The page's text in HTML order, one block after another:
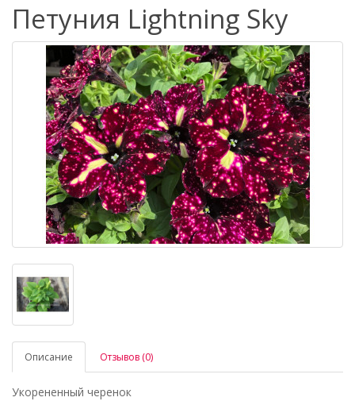
Петуния Lightning Sky
Описание Отзывов (0)
Укорененный черенок